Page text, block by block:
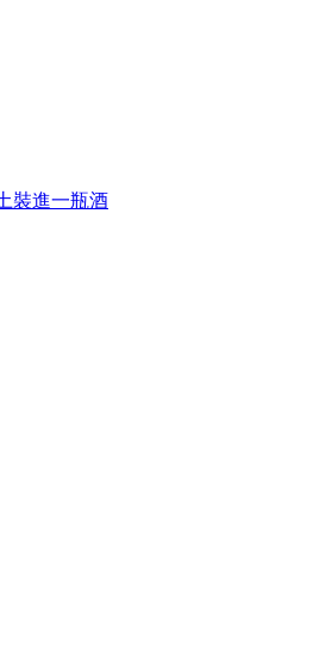
裝進一瓶酒